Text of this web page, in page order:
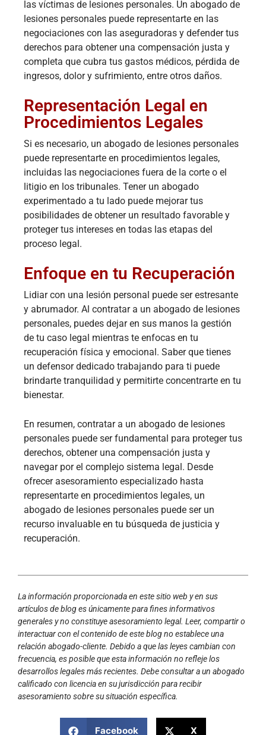
las víctimas de lesiones personales. Un abogado de
lesiones personales puede representarte en las
negociaciones con las aseguradoras y defender tus
derechos para obtener una compensación justa y
completa que cubra tus gastos médicos, pérdida de
ingresos, dolor y sufrimiento, entre otros daños.
Representación Legal en
Procedimientos Legales
Si es necesario, un abogado de lesiones personales
puede representarte en procedimientos legales,
incluidas las negociaciones fuera de la corte o el
litigio en los tribunales. Tener un abogado
experimentado a tu lado puede mejorar tus
posibilidades de obtener un resultado favorable y
proteger tus intereses en todas las etapas del
proceso legal.
Enfoque en tu Recuperación
Lidiar con una lesión personal puede ser estresante
y abrumador. Al contratar a un abogado de lesiones
personales, puedes dejar en sus manos la gestión
de tu caso legal mientras te enfocas en tu
recuperación física y emocional. Saber que tienes
un defensor dedicado trabajando para ti puede
brindarte tranquilidad y permitirte concentrarte en tu
bienestar.
En resumen, contratar a un abogado de lesiones
personales puede ser fundamental para proteger tus
derechos, obtener una compensación justa y
navegar por el complejo sistema legal. Desde
ofrecer asesoramiento especializado hasta
representarte en procedimientos legales, un
abogado de lesiones personales puede ser un
recurso invaluable en tu búsqueda de justicia y
recuperación.
La información proporcionada en este sitio web y en sus
artículos de blog es únicamente para fines informativos
generales y no constituye asesoramiento legal. Leer, compartir o
interactuar con el contenido de este blog no establece una
relación abogado-cliente. Debido a que las leyes cambian con
frecuencia, es posible que esta información no refleje los
desarrollos legales más recientes. Debe consultar a un abogado
calificado con licencia en su jurisdicción para recibir
asesoramiento sobre su situación específica.
Facebook X